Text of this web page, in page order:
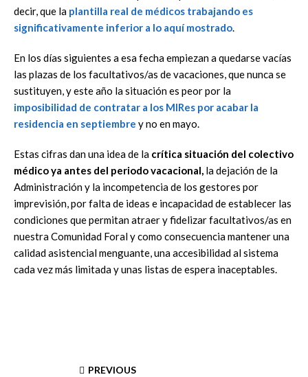
decir, que la plantilla real de médicos trabajando es
significativamente inferior a lo aquí mostrado.
En los días siguientes a esa fecha empiezan a quedarse vacías
las plazas de los facultativos/as de vacaciones, que nunca se
sustituyen, y este año la situación es peor por la
imposibilidad de contratar a los MIRes por acabar la
residencia en septiembre y no en mayo.
Estas cifras dan una idea de la crítica situación del colectivo
médico ya antes del periodo vacacional, la dejación de la
Administración y la incompetencia de los gestores por
imprevisión, por falta de ideas e incapacidad de establecer las
condiciones que permitan atraer y fidelizar facultativos/as en
nuestra Comunidad Foral y como consecuencia mantener una
calidad asistencial menguante, una accesibilidad al sistema
cada vez más limitada y unas listas de espera inaceptables.
PREVIOUS